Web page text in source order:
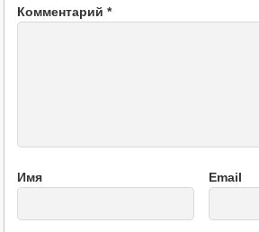
Комментарий *
Имя Email